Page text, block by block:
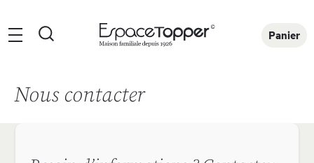
Panier
Rechercher
Nous contacter